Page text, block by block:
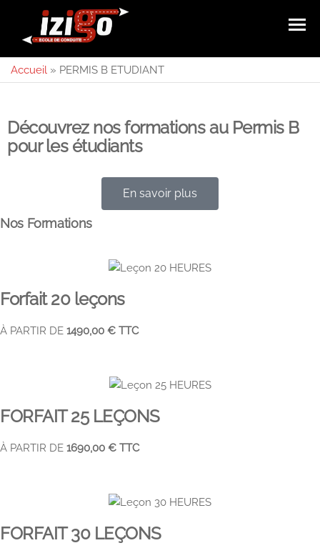
école
Izigo
école à
Rueil-
Accueil » PERMIS B ETUDIANT
Découvrez nos formations au Permis B
pour les étudiants
En savoir plus
Nos Formations
Forfait 20 leçons
À PARTIR DE 1490,00 € TTC
FORFAIT 25 LEÇONS ​
À PARTIR DE 1690,00 € TTC
FORFAIT 30 LEÇONS ​